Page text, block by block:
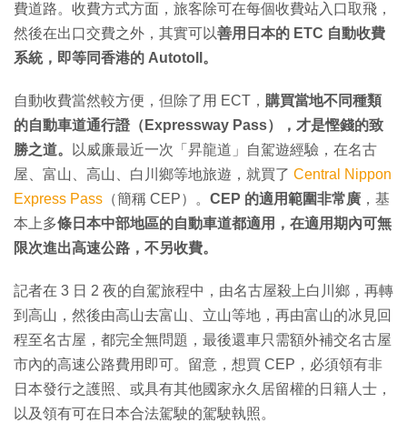
費道路。收費方式方面，旅客除可在每個收費站入口取飛，
然後在出口交費之外，其實可以善用日本的 ETC 自動收費
系統，即等同香港的 Autotoll。
自動收費當然較方便，但除了用 ECT， 購買當地不同種類
的自動車道通行證（Expressway Pass），才是慳錢的致
勝之道。
以威廉最近一次「昇龍道」自駕遊經驗，在名古
屋、富山、高山、白川鄉等地旅遊，就買了 Central Nippon
Express Pass （簡稱 CEP）。 CEP 的適用範圍非常廣 ，基
本上多條日本中部地區的自動車道都適用，在適用期內可無
限次進出高速公路，不另收費。
記者在 3 日 2 夜的自駕旅程中，由名古屋殺上白川鄉，再轉
到高山，然後由高山去富山、立山等地，再由富山的冰見回
程至名古屋，都完全無問題，最後還車只需額外補交名古屋
市內的高速公路費用即可。留意，想買 CEP，必須領有非
日本發行之護照、或具有其他國家永久居留權的日籍人士，
以及領有可在日本合法駕駛的駕駛執照。